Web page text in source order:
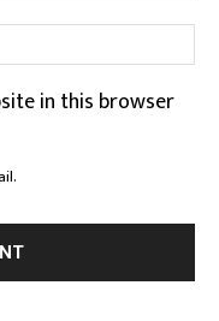
in this browser